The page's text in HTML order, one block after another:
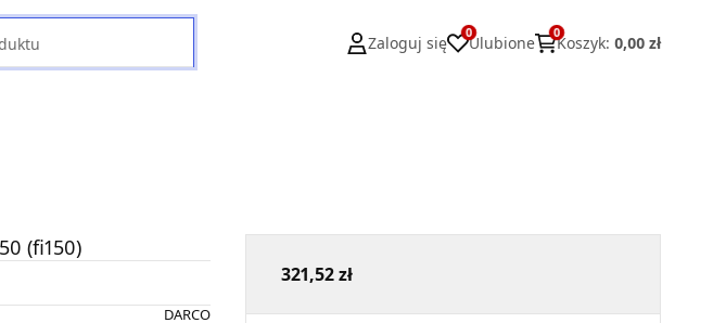
Zaloguj się
0
Ulubione
0
Koszyk: 0,00 zł
(fi150)
DARCO
321,52 zł